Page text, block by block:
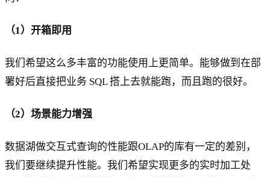
（1）开箱即用
我们希望这么多丰富的功能使用上更简单。能够做到在部
署好后直接把业务 SQL 搭上去就能跑，而且跑的很好。
（2）场景能力增强
数据湖做交互式查询的性能跟OLAP的库有一定的差别，
我们要继续提升性能。我们希望实现更多的实时加工处